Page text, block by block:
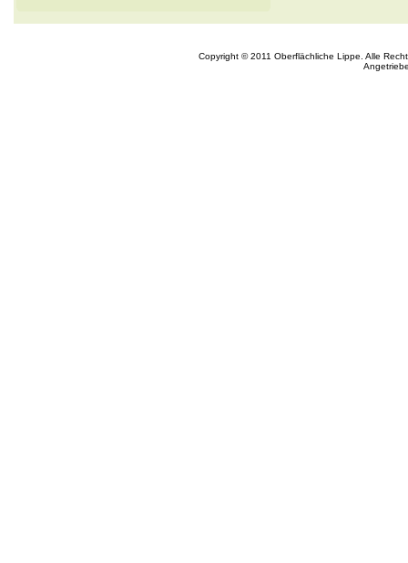
Copyright © 2011 Oberflächliche Lippe. Alle